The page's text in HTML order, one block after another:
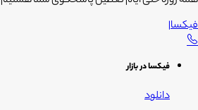
فیکسا|
فیکسا در بازار
دانلود